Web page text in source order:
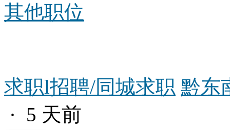
其他职位
求职l招聘/同城求职 黔东
· 5 天前